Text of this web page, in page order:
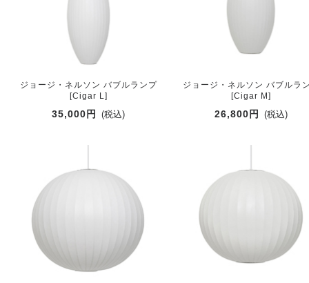
ジョージ・ネルソン バブルランプ
[Cigar L]
35,000円 (税込)
ジョージ・ネルソン バブルラ
[Cigar M]
26,800円 (税込)